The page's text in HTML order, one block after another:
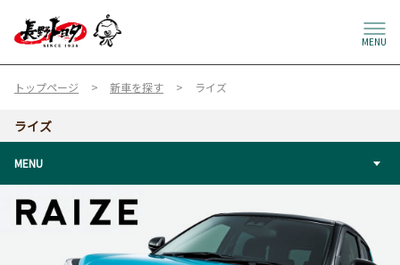
MENU
トップページ 新車を探す ライズ
ライズ
MENU